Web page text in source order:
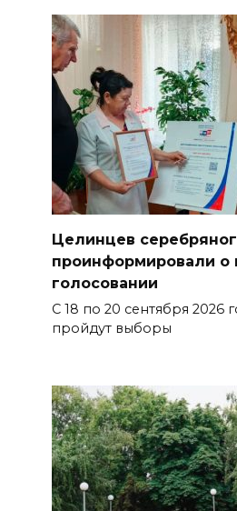
Целинцев
проинформировали
голосовании
С 18 по 20 сентября 2026
пройдут выборы